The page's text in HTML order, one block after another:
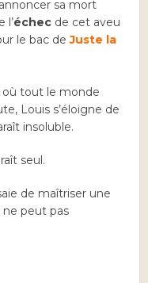
sa mort
l’échec de cet aveu
le bac deJuste la
où tout le monde
Louis s’éloigne de
insoluble.
seul.
de maîtriser une
ne peut pas